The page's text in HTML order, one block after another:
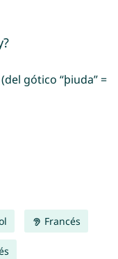
gótico “þiuda” =
Francés